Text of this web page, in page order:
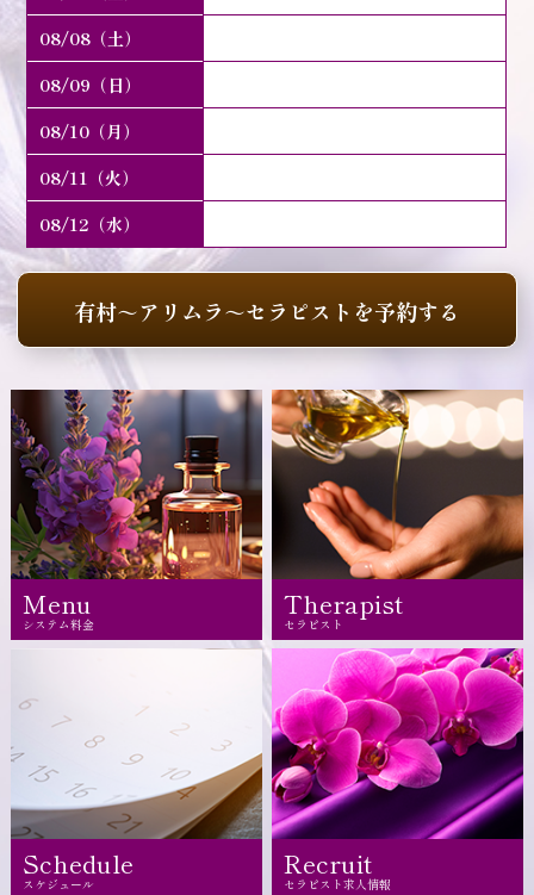
08/08（土）
08/09（日）
08/10（月）
08/11（火）
08/12（水）
有村～アリムラ～セラピストを予約する
Menu
システム料金
Therapist
セラピスト
Schedule
スケジュール
Recruit
セラピスト求人情報